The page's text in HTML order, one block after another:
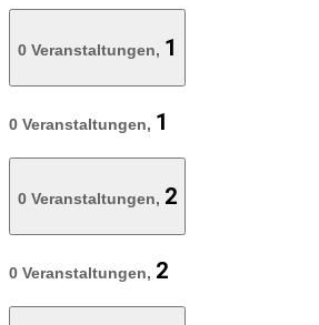
0 Veranstaltungen, 1
0 Veranstaltungen, 1
0 Veranstaltungen, 2
0 Veranstaltungen, 2